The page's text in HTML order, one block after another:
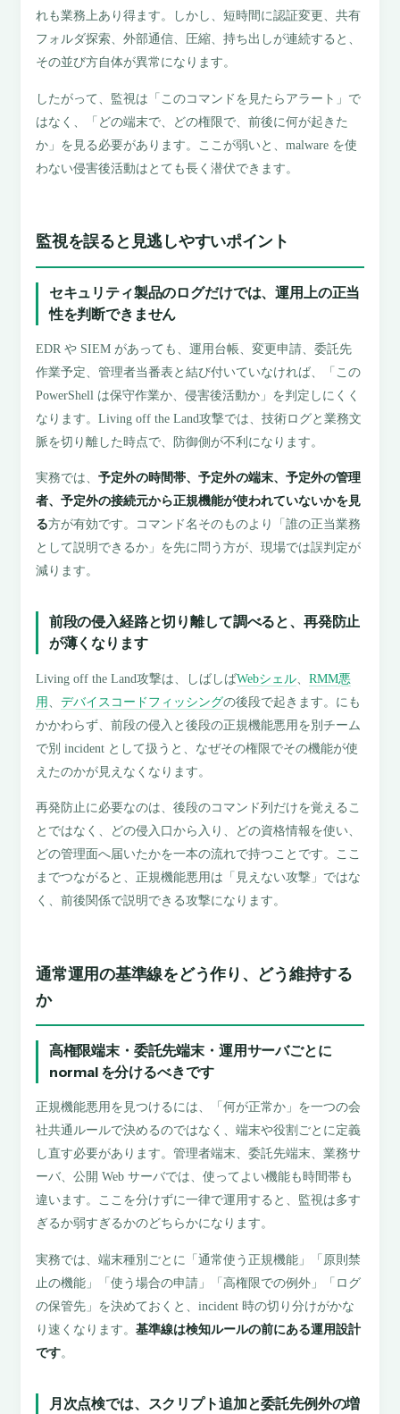
れも業務上あり得ます。しかし、短時間に認証変更、共有
フォルダ探索、外部通信、圧縮、持ち出しが連続すると、
その並び方自体が異常になります。
したがって、監視は「このコマンドを見たらアラート」で
はなく、「どの端末で、どの権限で、前後に何が起きた
か」を見る必要があります。ここが弱いと、malware を使
わない侵害後活動はとても長く潜伏できます。
監視を誤ると見逃しやすいポイント
セキュリティ製品のログだけでは、運用上の正当
性を判断できません
EDR や SIEM があっても、運用台帳、変更申請、委託先
作業予定、管理者当番表と結び付いていなければ、「この
PowerShell は保守作業か、侵害後活動か」を判定しにくく
なります。Living off the Land攻撃では、技術ログと業務文
脈を切り離した時点で、防御側が不利になります。
実務では、予定外の時間帯、予定外の端末、予定外の管理
者、予定外の接続元から正規機能が使われていないかを見
る方が有効です。コマンド名そのものより「誰の正当業務
として説明できるか」を先に問う方が、現場では誤判定が
減ります。
前段の侵入経路と切り離して調べると、再発防止
が薄くなります
Living off the Land攻撃は、しばしばWebシェル 、RMM悪
用
、デバイスコードフィッシングの後段で起きます。にも
かかわらず、前段の侵入と後段の正規機能悪用を別チーム
で別 incident として扱うと、なぜその権限でその機能が使
えたのかが見えなくなります。
再発防止に必要なのは、後段のコマンド列だけを覚えるこ
とではなく、どの侵入口から入り、どの資格情報を使い、
どの管理面へ届いたかを一本の流れで持つことです。ここ
までつながると、正規機能悪用は「見えない攻撃」ではな
く、前後関係で説明できる攻撃になります。
通常運用の基準線をどう作り、どう維持する
か
高権限端末・委託先端末・運用サーバごとに
normal を分けるべきです
正規機能悪用を見つけるには、「何が正常か」を一つの会
社共通ルールで決めるのではなく、端末や役割ごとに定義
し直す必要があります。管理者端末、委託先端末、業務サ
ーバ、公開 Web サーバでは、使ってよい機能も時間帯も
違います。ここを分けずに一律で運用すると、監視は多す
ぎるか弱すぎるかのどちらかになります。
実務では、端末種別ごとに「通常使う正規機能」「原則禁
止の機能」「使う場合の申請」「高権限での例外」「ログ
の保管先」を決めておくと、incident 時の切り分けがかな
り速くなります。基準線は検知ルールの前にある運用設計
です。
月次点検では、スクリプト追加と委託先例外の増